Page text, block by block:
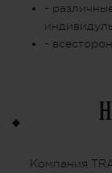
-
-
Компания